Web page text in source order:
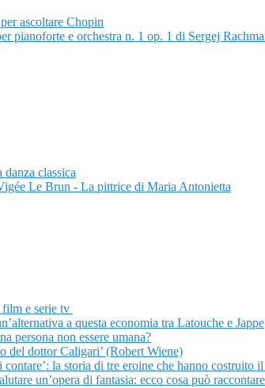
ascoltare Chopin
pianoforte e orchestra n. 1 op. 1 di Sergej
danza classica
Le Brun - La pittrice di Maria Antonietta
e serie tv
a questa economia tra Latouche e Jappe
persona non essere umana?
del dottor Caligari’ (Robert Wiene)
contare’: la storia di tre eroine che hanno costruito
un’opera di fantasia: ecco cosa può